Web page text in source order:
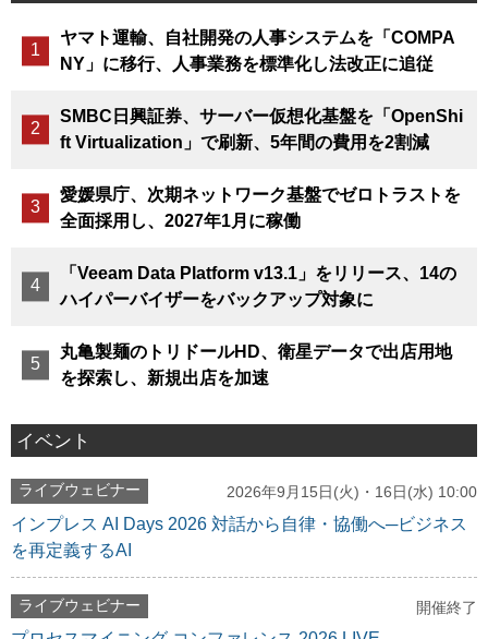
ヤマト運輸、自社開発の人事システムを「COMPA
NY」に移行、人事業務を標準化し法改正に追従
SMBC日興証券、サーバー仮想化基盤を「OpenShi
ft Virtualization」で刷新、5年間の費用を2割減
愛媛県庁、次期ネットワーク基盤でゼロトラストを
全面採用し、2027年1月に稼働
「Veeam Data Platform v13.1」をリリース、14の
ハイパーバイザーをバックアップ対象に
丸亀製麺のトリドールHD、衛星データで出店用地
を探索し、新規出店を加速
イベント
ライブウェビナー 2026年9月15日(火)・16日(水) 10:00
インプレス AI Days 2026 対話から自律・協働へ─ビジネス
を再定義するAI
ライブウェビナー 開催終了